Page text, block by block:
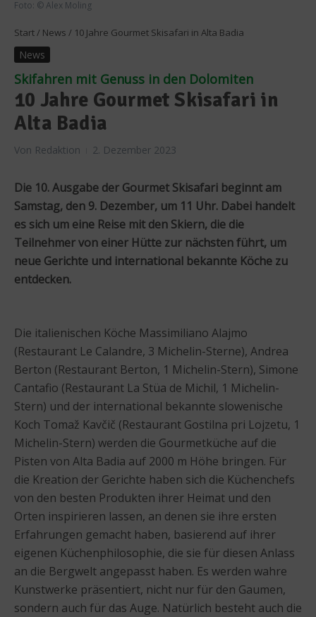
Foto: © Alex Moling
Start / News / 10 Jahre Gourmet Skisafari in Alta Badia
News
Skifahren mit Genuss in den Dolomiten
10 Jahre Gourmet Skisafari in
Alta Badia
Von Redaktion 2. Dezember 2023
Die 10. Ausgabe der Gourmet Skisafari beginnt am
Samstag, den 9. Dezember, um 11 Uhr. Dabei handelt
es sich um eine Reise mit den Skiern, die die
Teilnehmer von einer Hütte zur nächsten führt, um
neue Gerichte und international bekannte Köche zu
entdecken.
Die italienischen Köche Massimiliano Alajmo
(Restaurant Le Calandre, 3 Michelin-Sterne), Andrea
Berton (Restaurant Berton, 1 Michelin-Stern), Simone
Cantafio (Restaurant La Stüa de Michil, 1 Michelin-
Stern) und der international bekannte slowenische
Koch Tomaž Kavčič (Restaurant Gostilna pri Lojzetu, 1
Michelin-Stern) werden die Gourmetküche auf die
Pisten von Alta Badia auf 2000 m Höhe bringen. Für
die Kreation der Gerichte haben sich die Küchenchefs
von den besten Produkten ihrer Heimat und den
Orten inspirieren lassen, an denen sie ihre ersten
Erfahrungen gemacht haben, basierend auf ihrer
eigenen Küchenphilosophie, die sie für diesen Anlass
an die Bergwelt angepasst haben. Es werden wahre
Kunstwerke präsentiert, nicht nur für den Gaumen,
sondern auch für das Auge. Natürlich besteht auch die